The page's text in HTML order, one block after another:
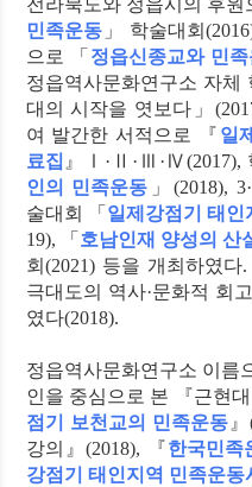
전라북도와 정읍시의 후원
민족운동」 학술대회
으로 「 정읍신종교와 민
정읍역사문화연구소 자체
대의 시작을 엿보다」
여 발간한 서적으로 『 일
료집 』Ⅰ·Ⅱ·Ⅲ·Ⅳ(2017),
인의 민족운동 」(2018),
술대회 「 일제강점기 태인
19), 「 호남인재 양성의 산
회(2021) 등을 개최하였
극대도의 역사·문화적 회
였다(2018).
정읍역사문화연구소 이름
인을 중심으로 본 『근현
점기 보천교의 민족운동』
강의』(2018), 『한국민족
강점기 태인지역 민족운동